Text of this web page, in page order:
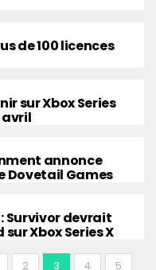
de 100 licences
sur Xbox Series
avril
annonce
Dovetail Games
Survivor devrait
Xbox Series X
2 3 4 5